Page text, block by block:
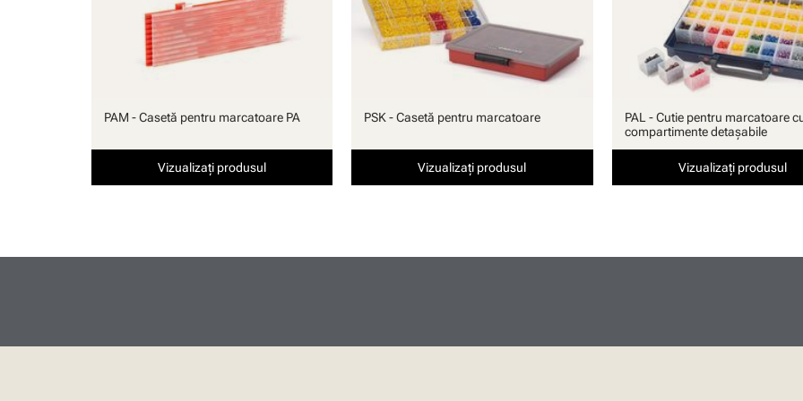
PAM - Casetă pentru marcatoare PA
Vizualizați produsul
PSK - Casetă pentru marcatoare
Vizualizați produsul
PAL - Cutie pentru marcatoare
compartimente detaşabile
Vizualizați produsul